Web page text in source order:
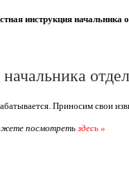
инструкция начальника
Приносим свои
посмотретьздесь »